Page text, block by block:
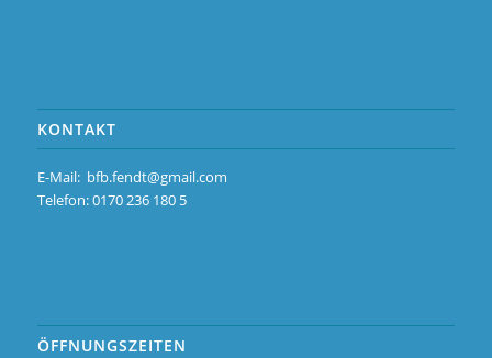
KONTAKT
E-Mail: bfb.fendt@gmail.com
Telefon: 0170 236 180 5
ÖFFNUNGSZEITEN